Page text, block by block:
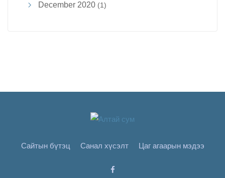
December 2020 (1)
Сайтын бүтэц Санал хүсэлт Цаг агаарын мэдээ